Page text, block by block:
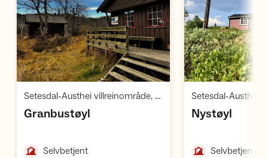
Åpne hytte
Setesdal-Austhei villreinområde, Austheiane
,
Granbustøyl
Selvbetjent,
Nystøyl
Selvbetjent